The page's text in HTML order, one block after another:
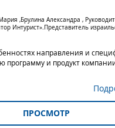
,Брулина Александра ,
Интурист».Представитель
направления и
программу и продукт
ПРОСМОТР